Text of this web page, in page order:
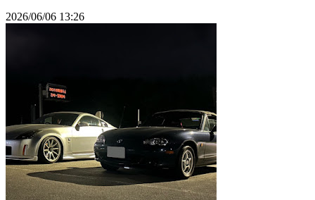
2026/06/06 13:26